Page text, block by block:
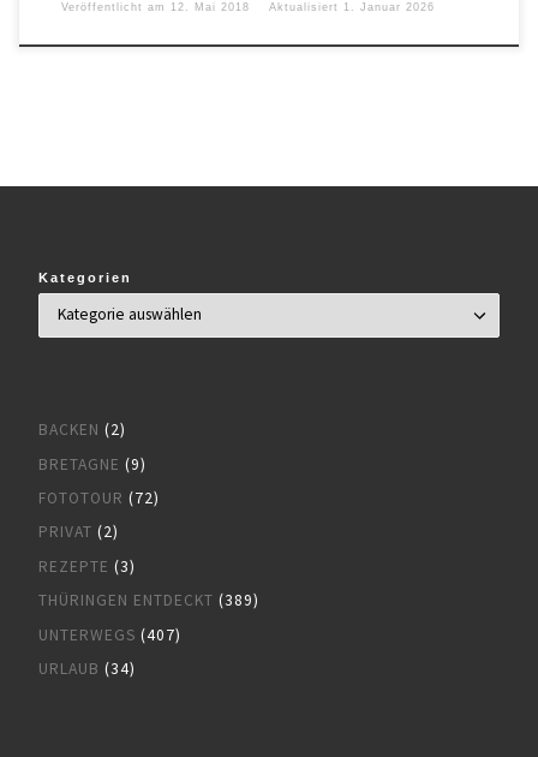
Veröffentlicht am 12. Mai 2018 Aktualisiert 1. Januar 2026
Kategorien
BACKEN (2)
BRETAGNE (9)
FOTOTOUR (72)
PRIVAT (2)
REZEPTE (3)
THÜRINGEN ENTDECKT (389)
UNTERWEGS (407)
URLAUB (34)